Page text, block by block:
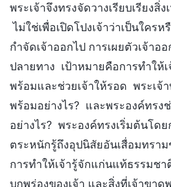
พระเจ้าจึงทรงจัดวางเรียบเรียงสิ่
ไม่ใช่เพื่อเปิดโปงเจ้าว่าเป็นใครห
กำจัดเจ้าออกไป การเผยตัวเจ้าอ
ปลายทาง เป้าหมายคือการทำให้
พร้อมและช่วยเจ้าให้รอด พระเจ้า
พร้อมอย่างไร? และพระองค์ทรง
อย่างไร? พระองค์ทรงเริ่มต้นโดย
ตระหนักรู้ถึงอุปนิสัยอันเสื่อมทราม
การทำให้เจ้ารู้จักแก่นแท้ธรรมชา
บกพร่องของเจ้า และสิ่งที่เจ้าขา